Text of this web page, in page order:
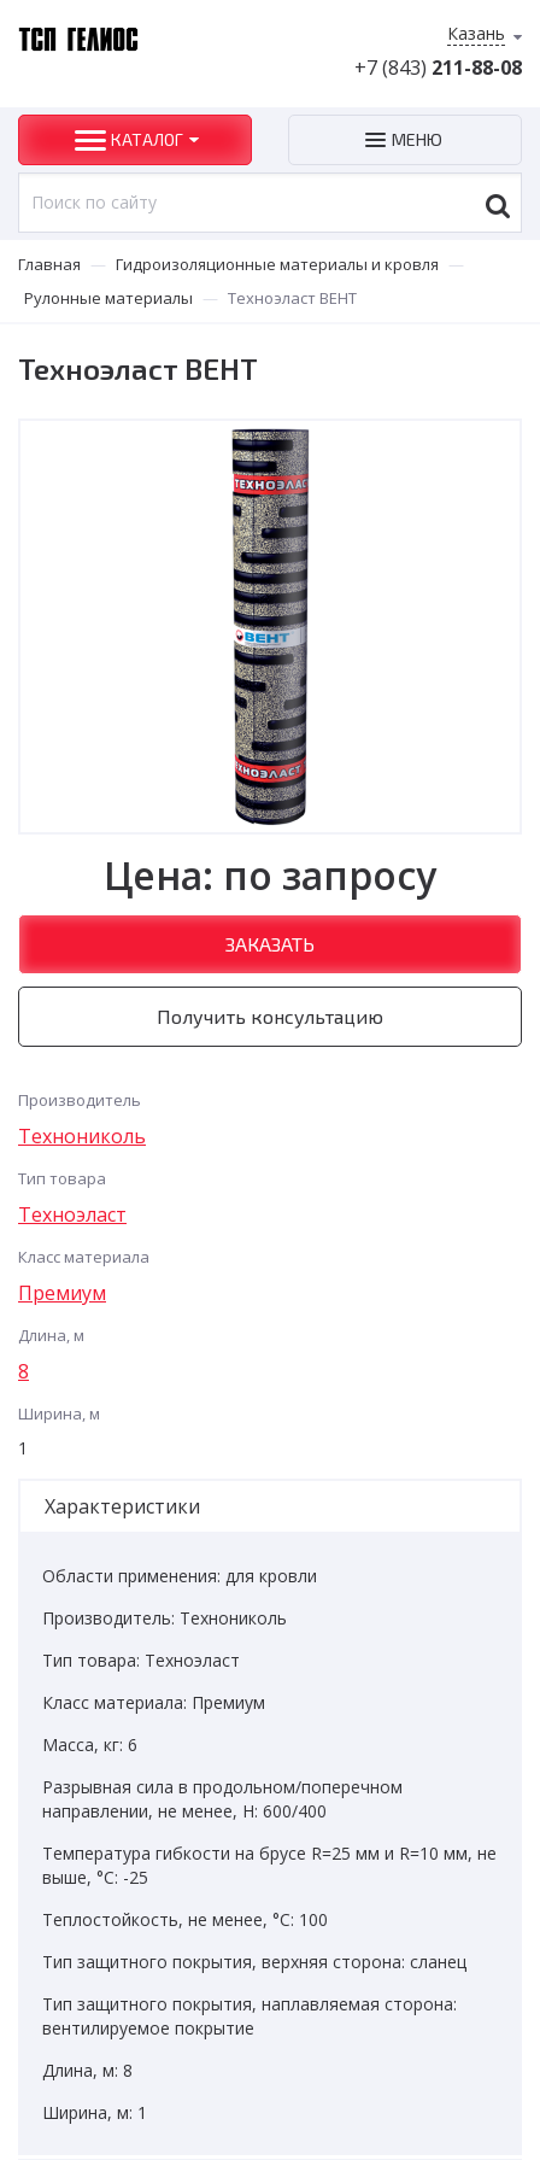
Казань
+7 (843) 211-88-08
КАТАЛОГ МЕНЮ
Главная — Гидроизоляционные материалы и кровля —
Рулонные материалы — Техноэласт ВЕНТ
Техноэласт ВЕНТ
Цена: по запросу
ЗАКАЗАТЬ
Получить консультацию
Производитель
Технониколь
Тип товара
Техноэласт
Класс материала
Премиум
Длина, м
8
Ширина, м
1
Характеристики
Области применения: для кровли
Производитель: Технониколь
Тип товара: Техноэласт
Класс материала: Премиум
Масса, кг: 6
Разрывная сила в продольном/поперечном
направлении, не менее, Н: 600/400
Температура гибкости на брусе R=25 мм и R=10 мм, не
выше, °С: -25
Теплостойкость, не менее, °С: 100
Тип защитного покрытия, верхняя сторона: сланец
Тип защитного покрытия, наплавляемая сторона:
вентилируемое покрытие
Длина, м: 8
Ширина, м: 1